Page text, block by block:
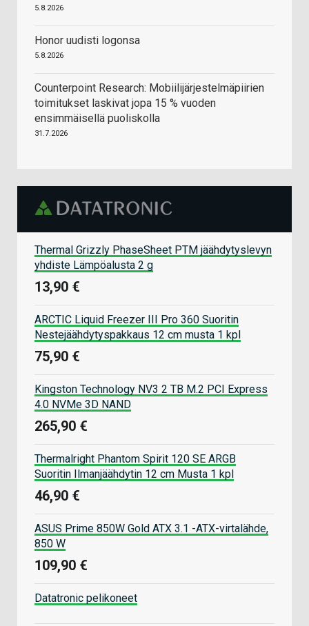
5.8.2026
Honor uudisti logonsa
5.8.2026
Counterpoint Research: Mobiilijärjestelmäpiirien
toimitukset laskivat jopa 15 % vuoden
ensimmäisellä puoliskolla
31.7.2026
Thermal Grizzly PhaseSheet PTM jäähdytyslevyn
yhdiste Lämpöalusta 2 g
13,90 €
ARCTIC Liquid Freezer III Pro 360 Suoritin
Nestejäähdytyspakkaus 12 cm musta 1 kpl
75,90 €
Kingston Technology NV3 2 TB M.2 PCI Express
4.0 NVMe 3D NAND
265,90 €
Thermalright Phantom Spirit 120 SE ARGB
Suoritin Ilmanjäähdytin 12 cm Musta 1 kpl
46,90 €
ASUS Prime 850W Gold ATX 3.1 -ATX-virtalähde,
850 W
109,90 €
Datatronic pelikoneet